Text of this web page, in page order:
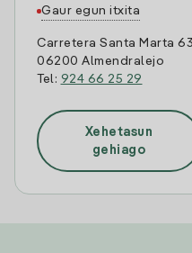
Gaur egun itxita
Carretera Santa Marta 63
06200 Almendralejo
Tel: 924 66 25 29
Xehetasun
gehiago